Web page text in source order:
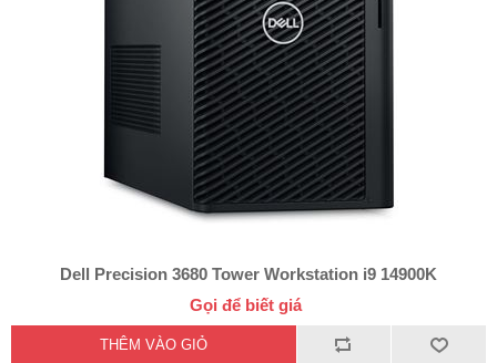
Dell Precision 3680 Tower Workstation i9 14900K
Gọi để biết giá